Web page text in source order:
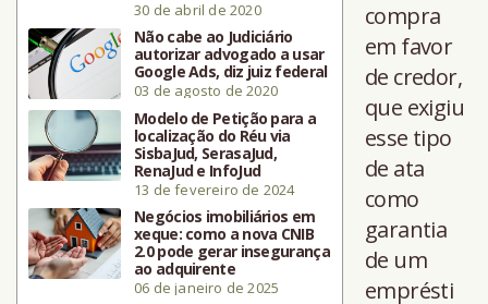
30 de abril de 2020
Não cabe ao Judiciário
autorizar advogado a usar
Google Ads, diz juiz federal
03 de agosto de 2020
Modelo de Petição para a
localização do Réu via
SisbaJud, SerasaJud,
RenaJud e InfoJud
13 de fevereiro de 2024
Negócios imobiliários em
xeque: como a nova CNIB
2.0 pode gerar insegurança
ao adquirente
06 de janeiro de 2025
compra
em favor
de credor,
que exigiu
esse tipo
de ata
como
garantia
de um
emprésti